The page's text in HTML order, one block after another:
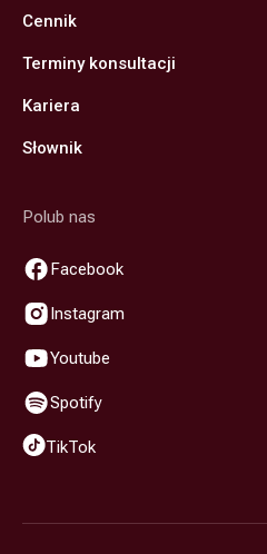
Cennik
Terminy konsultacji
Kariera
Słownik
Polub nas
Facebook
Instagram
Youtube
Spotify
TikTok